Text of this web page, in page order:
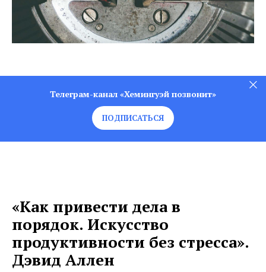
Телеграм-канал «Хемингуэй позвонит»
ПОДПИСАТЬСЯ
«Как привести дела в
порядок. Искусство
продуктивности без стресса».
Дэвид Аллен